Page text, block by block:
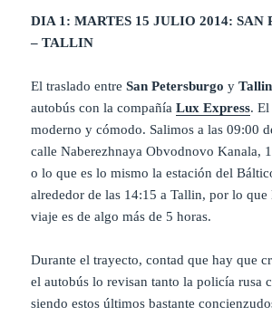
DIA 1: MARTES 15 JULIO 2014: SAN
– TALLIN
El traslado entreSan Petersburgo yTallin
autobús con la compañíaLux Express. El
moderno y cómodo. Salimos a las 09:00
calle Naberezhnaya Obvodnovo Kanala,
o lo que es lo mismo la estación del
alrededor de las 14:15 a Tallin, por lo que
viaje es de algo más de 5 horas.
Durante el trayecto, contad que hay que
el autobús lo revisan tanto la policía rusa
siendo estos últimos bastante